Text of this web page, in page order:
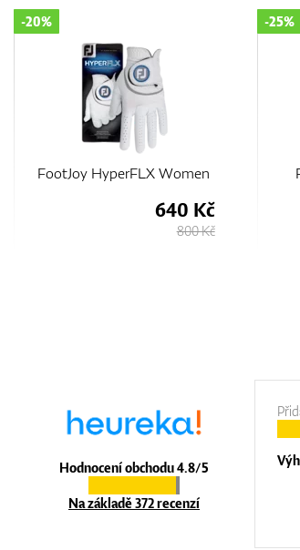
Footjoy ProFLX Ladies
-25%
506 Kč
675 Kč
-15%
Hodnocení obchodu 4.8/5
Na základě 372 recenzí